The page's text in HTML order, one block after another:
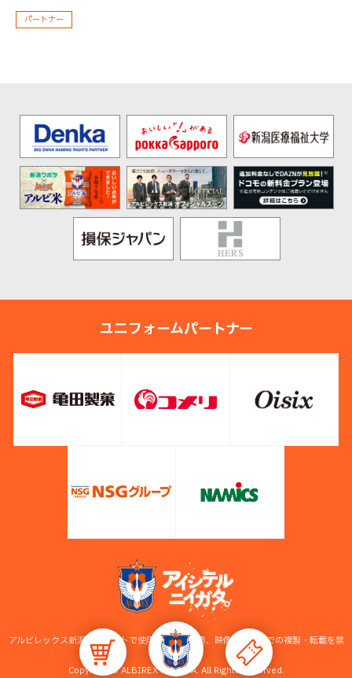
パートナー
ユニフォームパートナー
アルビレックス新潟公式サイトで使用している画像、映像等の無断での複製・転載を禁
止します。
Copyright © ALBIREX NIIGATA. All Rights Reserved.